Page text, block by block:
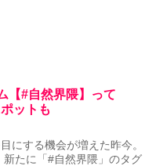
【#自然界隈】って
ットも
にする機会が増えた昨今。
新たに「#自然界隈」のタグ